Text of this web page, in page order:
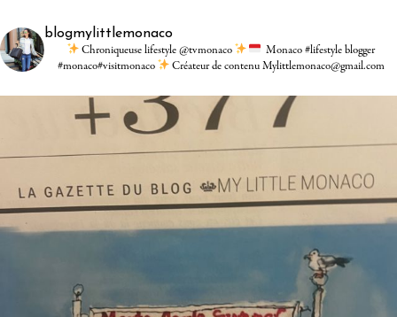
blogmylittlemonaco
Chroniqueuse lifestyle @tvmonaco
Monaco #lifestyle blogger
#monaco#visitmonaco
Créateur de contenu Mylittlemonaco@gmail.com